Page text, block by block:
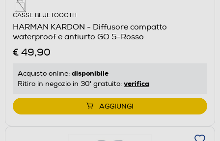
CASSE BLUETOOOTH
HARMAN KARDON - Diffusore compatto
waterproof e antiurto GO 5-Rosso
€ 49,90
Acquisto online: disponibile
Ritiro in negozio in 30' gratuito: verifica
AGGIUNGI